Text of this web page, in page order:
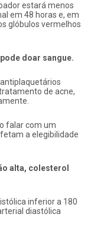
estará menos
em 48 horas e, em
glóbulos vermelhos
doar sangue.
de acne,
falar com um
a elegibilidade
alta, colesterol
inferior a 180
diastólica